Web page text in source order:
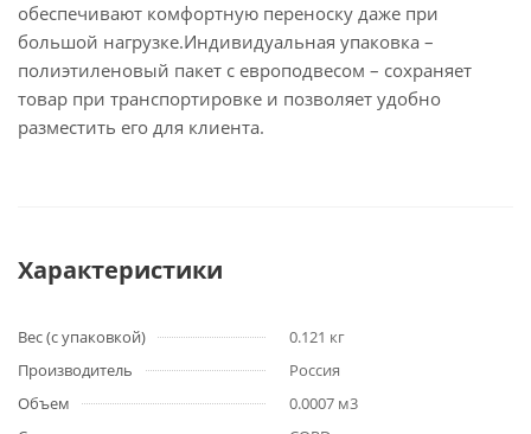
обеспечивают комфортную переноску даже при
большой нагрузке.Индивидуальная упаковка –
полиэтиленовый пакет с европодвесом – сохраняет
товар при транспортировке и позволяет удобно
разместить его для клиента.
Характеристики
Вес (с упаковкой)
0.121 кг
Производитель
Россия
Объем
0.0007 м3